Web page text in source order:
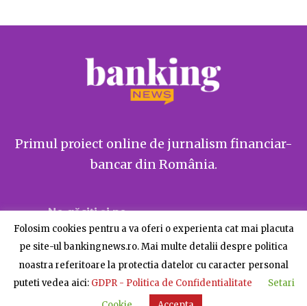
Primul proiect online de jurnalism financiar-
bancar din România.
Ne găsiți și pe
Despre BankingNews Contact Publicitate
Folosim cookies pentru a va oferi o experienta cat mai placuta
pe site-ul bankingnews.ro. Mai multe detalii despre politica
noastra referitoare la protectia datelor cu caracter personal
puteti vedea aici: GDPR - Politica de Confidentialitate
Setari